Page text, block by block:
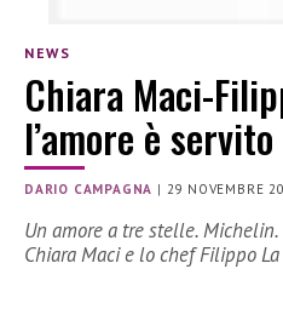
NEWS
Chiara Maci-
l’amore è servito
DARIO CAMPAGNA | 29 NOVEMBRE
Un amore a tre stelle.
Chiara Maci e lo chef Filippo